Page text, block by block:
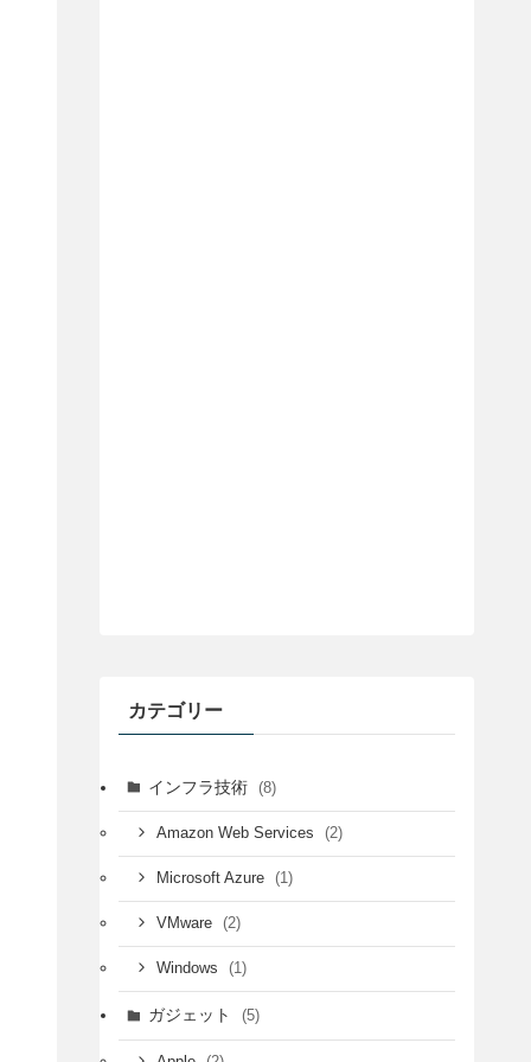
カテゴリー
インフラ技術 (8)
Amazon Web Services (2)
Microsoft Azure (1)
VMware (2)
Windows (1)
ガジェット (5)